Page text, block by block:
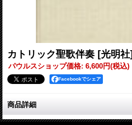
カトリック聖歌伴奏 [光明社]
パウルスショップ価格: 6,600円(税込)
Facebookでシェア
商品詳細
長い間親しまれてきた聖歌の数々。